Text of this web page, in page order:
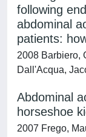
following
abdominal
patients:
2008 Barbiero,
Dall'Acqua,
Abdominal
horseshoe
2007 Frego,